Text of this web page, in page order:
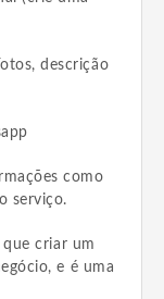
descrição
como
serviço.
que criar um
e é uma